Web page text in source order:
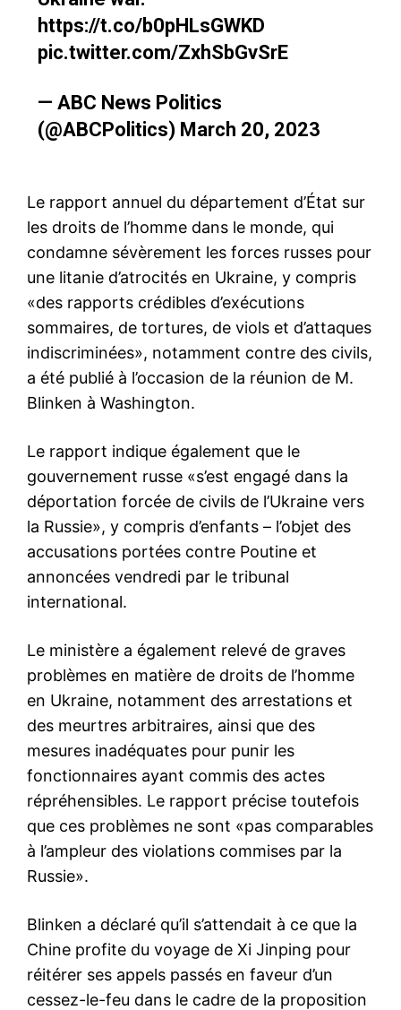
https://t.co/b0pHLsGWKD
pic.twitter.com/ZxhSbGvSrE
— ABC News Politics
(@ABCPolitics) March 20, 2023
Le rapport annuel du département d’État sur
les droits de l’homme dans le monde, qui
condamne sévèrement les forces russes pour
une litanie d’atrocités en Ukraine, y compris
«des rapports crédibles d’exécutions
sommaires, de tortures, de viols et d’attaques
indiscriminées», notamment contre des civils,
a été publié à l’occasion de la réunion de M.
Blinken à Washington.
Le rapport indique également que le
gouvernement russe «s’est engagé dans la
déportation forcée de civils de l’Ukraine vers
la Russie», y compris d’enfants – l’objet des
accusations portées contre Poutine et
annoncées vendredi par le tribunal
international.
Le ministère a également relevé de graves
problèmes en matière de droits de l’homme
en Ukraine, notamment des arrestations et
des meurtres arbitraires, ainsi que des
mesures inadéquates pour punir les
fonctionnaires ayant commis des actes
répréhensibles. Le rapport précise toutefois
que ces problèmes ne sont «pas comparables
à l’ampleur des violations commises par la
Russie».
Blinken a déclaré qu’il s’attendait à ce que la
Chine profite du voyage de Xi Jinping pour
réitérer ses appels passés en faveur d’un
cessez-le-feu dans le cadre de la proposition